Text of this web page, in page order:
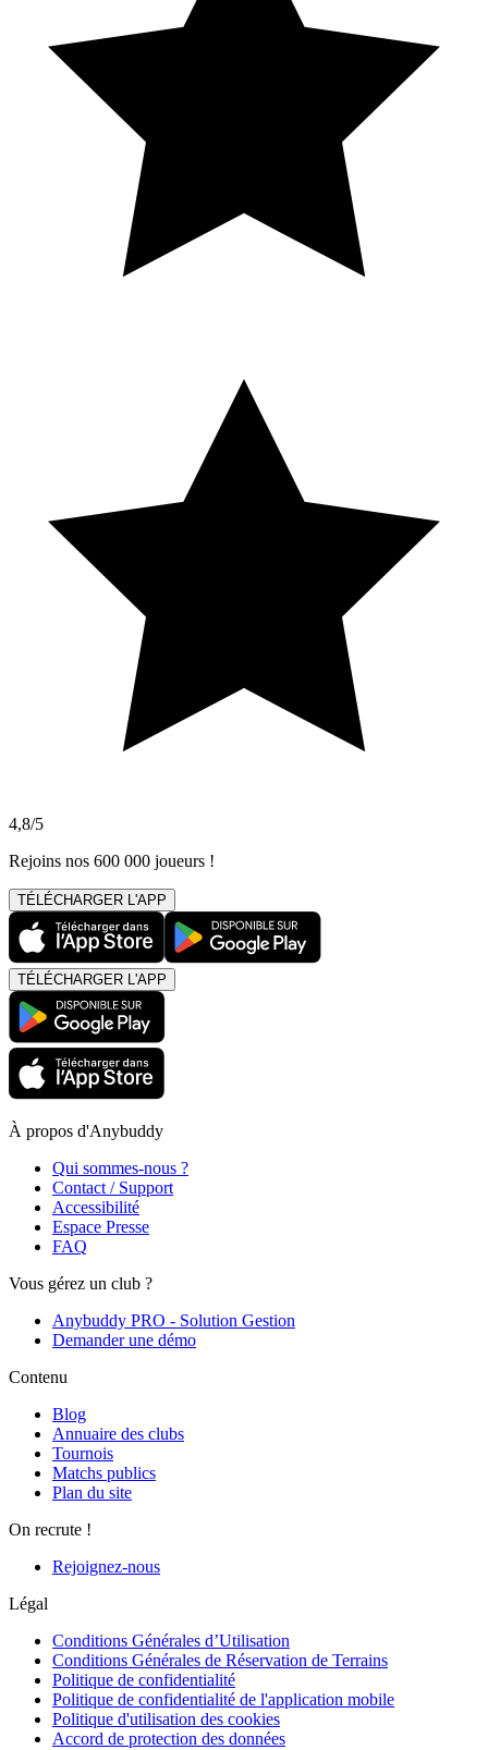
4,8/5
Rejoins nos 600 000 joueurs !
TÉLÉCHARGER L'APP
TÉLÉCHARGER L'APP
À propos d'Anybuddy
Qui sommes-nous ?
Contact / Support
Accessibilité
Espace Presse
FAQ
Vous gérez un club ?
Anybuddy PRO - Solution Gestion
Demander une démo
Contenu
Blog
Annuaire des clubs
Tournois
Matchs publics
Plan du site
On recrute !
Rejoignez-nous
Légal
Conditions Générales d’Utilisation
Conditions Générales de Réservation de Terrains
Politique de confidentialité
Politique de confidentialité de l'application mobile
Politique d'utilisation des cookies
Accord de protection des données